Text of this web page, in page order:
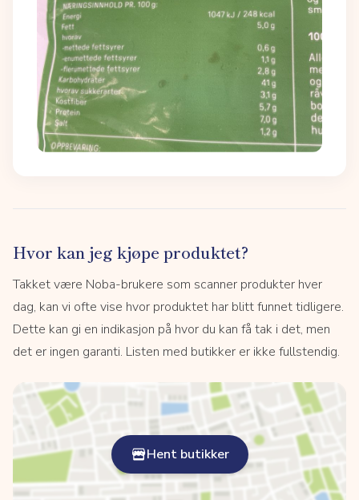
Hvor kan jeg kjøpe produktet?
Takket være Noba-brukere som scanner produkter hver
dag, kan vi ofte vise hvor produktet har blitt funnet tidligere.
Dette kan gi en indikasjon på hvor du kan få tak i det, men
det er ingen garanti. Listen med butikker er ikke fullstendig.
Hent butikker